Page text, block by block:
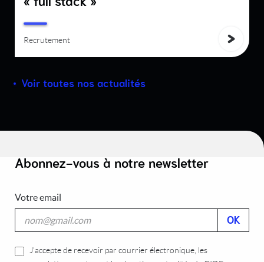
Recrutement
Voir toutes nos actualités
Abonnez-vous à notre newsletter
Votre email
J’accepte de recevoir par courrier électronique, les